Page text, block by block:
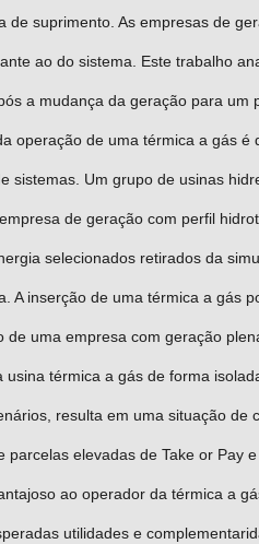
de suprimento. As empresas de
ao do sistema. Este trabalho
a mudança da geração para
operação de uma térmica a gás
sistemas. Um grupo de usinas
de geração com perfil
selecionados retirados da
A inserção de uma térmica a gás
de uma empresa com geração
usina térmica a gás de forma
resulta em uma situação de
parcelas elevadas de Take or Pay
ao operador da térmica a
utilidades e